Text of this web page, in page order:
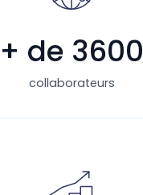
+ de 3600
collaborateurs